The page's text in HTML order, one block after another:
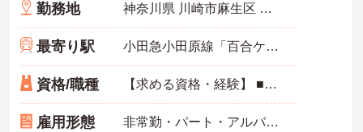
勤務地 神奈川県 川崎市麻生区 高石5-1-39
最寄り駅 小田急小田原線「百合ケ丘駅」徒歩10分
資格/職種 【求める資格・経験】 ■未経験ＯＫ
雇用形態 非常勤・パート・アルバイト